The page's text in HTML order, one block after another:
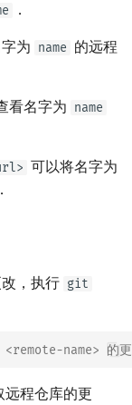
．
为 name 的远程
看名字为 name
可以将名字为
．
，执行 git
name> 的
远程仓库的更